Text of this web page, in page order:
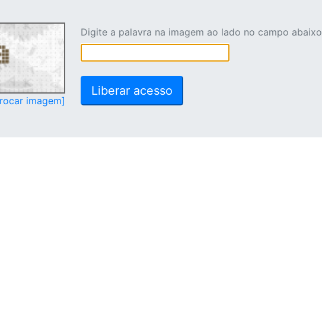
imagem]
Digite a palavra na imagem ao lado no campo abaixo